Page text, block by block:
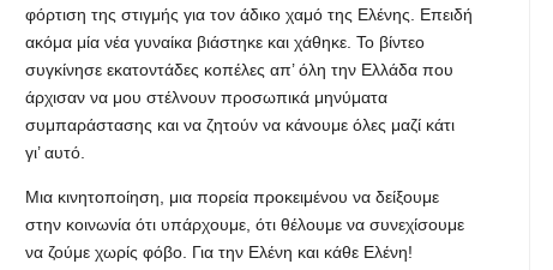
φόρτιση της στιγμής για τον άδικο χαμό της Ελένης. Επειδή
ακόμα μία νέα γυναίκα βιάστηκε και χάθηκε. Το βίντεο
συγκίνησε εκατοντάδες κοπέλες απ’ όλη την Ελλάδα που
άρχισαν να μου στέλνουν προσωπικά μηνύματα
συμπαράστασης και να ζητούν να κάνουμε όλες μαζί κάτι
γι’ αυτό.
Μια κινητοποίηση, μια πορεία προκειμένου να δείξουμε
στην κοινωνία ότι υπάρχουμε, ότι θέλουμε να συνεχίσουμε
να ζούμε χωρίς φόβο. Για την Ελένη και κάθε Ελένη!